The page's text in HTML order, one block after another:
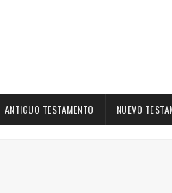
ANTIGUO TESTAMENTO NUEVO